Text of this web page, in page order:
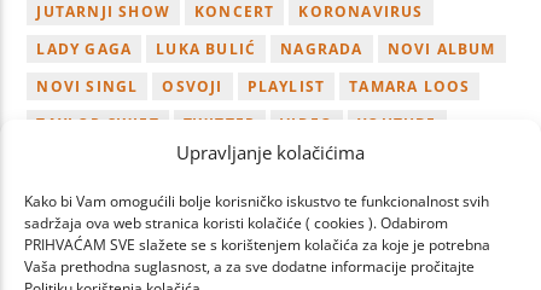
Upravljanje kolačićima
Kako bi Vam omogućili bolje korisničko iskustvo te funkcionalnost svih
sadržaja ova web stranica koristi kolačiće ( cookies ). Odabirom
PRIHVAĆAM SVE slažete se s korištenjem kolačića za koje je potrebna
Vaša prethodna suglasnost, a za sve dodatne informacije pročitajte
JUTARNJI SHOW
KONCERT
KORONAVIRUS
LADY GAGA
LUKA BULIĆ NAGRADA
NOVI ALBUM
NOVI SINGL
OSVOJI PLAYLIST
TAMARA LOOS
TAYLOR SWIFT
TWITTER VIDEO
YOUTUBE